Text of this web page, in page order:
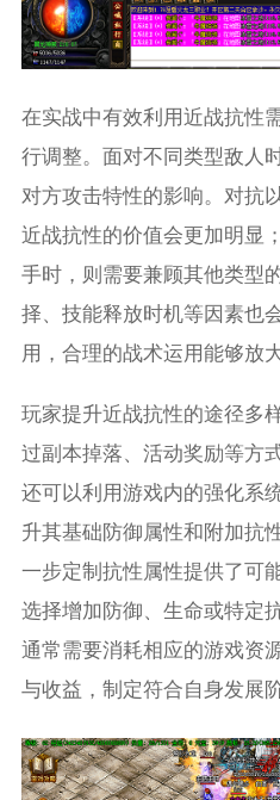
在实战中有效利用近战抗性
行调整。面对不同类型敌人
对方攻击特性的影响。对抗
近战抗性的价值会更加明显
手时，则需要兼顾其他类型
择、技能释放时机等因素也
用，合理的战术运用能够放
玩家提升近战抗性的途径多
过副本掉落、活动奖励等方
还可以利用游戏内的强化系
升其基础防御属性和附加抗
一步定制抗性属性提供了可
选择增加防御、生命或特定
通常需要消耗相应的游戏资
与收益，制定符合自身发展